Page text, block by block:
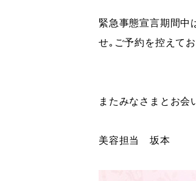
緊急事態宣言期間中
せ｡ご予約を控えて
またみなさまとお
美容担当 坂本